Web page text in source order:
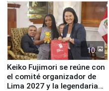
10
Keiko Fujimori se reúne con
el comité organizador de
Lima 2027 y la legendaria